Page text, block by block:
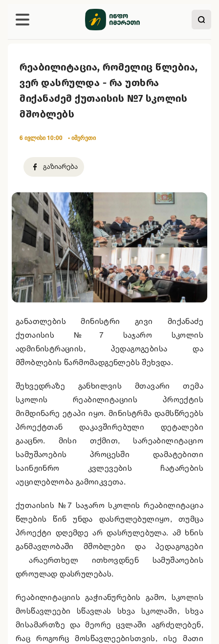
რეაბილიტაცია, რომელიც წლებია,
ვერ დასრულდა - რა უთხრა
მიქანაძემ ქუთაისის №7 სკოლის
მშობლებს
6 ივლისი 10:00 • იმერეთი
განათლების მინისტრი გივი მიქანაძე
ქუთაისის №7 საჯარო სკოლის
ადმინისტრაციის, პედაგოგებისა და
მშობლების წარმომადგენლებს შეხვდა.
შეხვედრაზე განხილვის მთავარი თემა
სკოლის რეაბილიტაციის პროექტის
მიმდინარე ეტაპი იყო. მინისტრმა დამსწრეებს
პროექტთან დაკავშირებული დეტალები
გააცნო. მისი თქმით, სარეაბილიტაციო
სამუშაოების პროცესში დამატებითი
საინჟინრო კვლევების ჩატარების
აუცილებლობა გამოიკვეთა.
ქუთაისის №7 საჯარო სკოლის რეაბილიტაცია
წლების წინ უნდა დასრულებულიყო, თუმცა
პროექტი დღემდე არ დასრულებულა. ამ ხნის
განმავლობაში მშობლები და პედაგოგები
არაერთხელ ითხოვდნენ სამუშაოების
დროულად დასრულებას.
რეაბილიტაციის გაჭიანურების გამო, სკოლის
მოსწავლეები სწავლას სხვა სკოლაში, სხვა
მისამართზე და მეორე ცვლაში აგრძელებენ,
რაც როგორც მოსწავლეებისთვის, ისე მათი